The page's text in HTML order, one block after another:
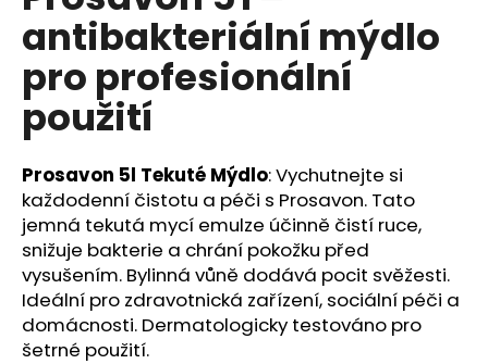
z
5
hvězdiček.
antibakteriální mýdlo
pro profesionální
použití
Prosavon 5l Tekuté Mýdlo: Vychutnejte si
každodenní čistotu a péči s Prosavon. Tato
jemná tekutá mycí emulze účinně čistí ruce,
snižuje bakterie a chrání pokožku před
vysušením. Bylinná vůně dodává pocit svěžesti.
Ideální pro zdravotnická zařízení, sociální péči a
domácnosti. Dermatologicky testováno pro
šetrné použití.
a
j
t
?
HLEDAT
D